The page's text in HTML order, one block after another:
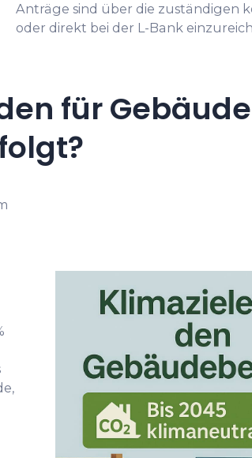
Anträge sind über die zuständigen
oder direkt bei der L-Bank
für